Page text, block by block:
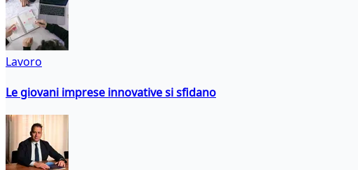
Lavoro
Le giovani imprese innovative si sfidano